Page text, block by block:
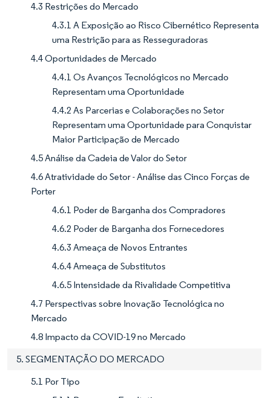
4.3 Restrições do Mercado
4.3.1 A Exposição ao Risco Cibernético Representa
uma Restrição para as Resseguradoras
4.4 Oportunidades de Mercado
4.4.1 Os Avanços Tecnológicos no Mercado
Representam uma Oportunidade
4.4.2 As Parcerias e Colaborações no Setor
Representam uma Oportunidade para Conquistar
Maior Participação de Mercado
4.5 Análise da Cadeia de Valor do Setor
4.6 Atratividade do Setor - Análise das Cinco Forças de
Porter
4.6.1 Poder de Barganha dos Compradores
4.6.2 Poder de Barganha dos Fornecedores
4.6.3 Ameaça de Novos Entrantes
4.6.4 Ameaça de Substitutos
4.6.5 Intensidade da Rivalidade Competitiva
4.7 Perspectivas sobre Inovação Tecnológica no
Mercado
4.8 Impacto da COVID-19 no Mercado
5. SEGMENTAÇÃO DO MERCADO
5.1 Por Tipo